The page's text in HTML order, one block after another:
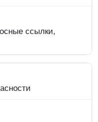
ссылки,